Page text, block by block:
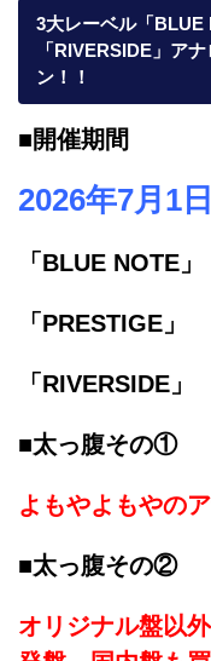
3大レーベル「BLUE
「RIVERSIDE」ア
ン！！
■開催期間
2026年7月1
「BLUE NOTE」
「PRESTIGE」
「RIVERSIDE」
■太っ腹その①
よもやよもやの
■太っ腹その②
オリジナル盤以